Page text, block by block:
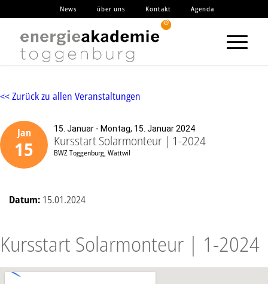
News über uns Kontakt Agenda
<< Zurück zu allen Veranstaltungen
Jan
15
15. Januar - Montag, 15. Januar 2024
Kursstart Solarmonteur | 1-2024
BWZ Toggenburg, Wattwil
Datum: 15.01.2024
Kursstart Solarmonteur | 1-2024